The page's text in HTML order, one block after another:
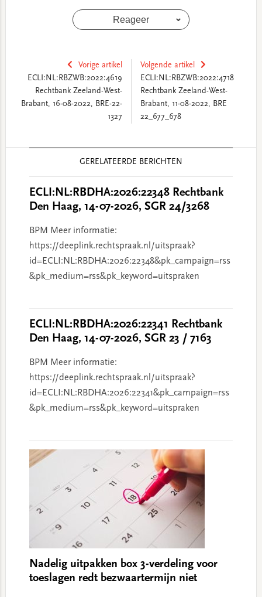
Reageer
Vorige artikel
ECLI:NL:RBZWB:2022:4619
Rechtbank Zeeland-West-
Brabant, 16-08-2022, BRE-22-
1327
Volgende artikel
ECLI:NL:RBZWB:2022:4718
Rechtbank Zeeland-West-
Brabant, 11-08-2022, BRE
22_677_678
GERELATEERDE BERICHTEN
ECLI:NL:RBDHA:2026:22348 Rechtbank
Den Haag, 14-07-2026, SGR 24/3268
BPM Meer informatie:
https://deeplink.rechtspraak.nl/uitspraak?
id=ECLI:NL:RBDHA:2026:22348&pk_campaign=rss
&pk_medium=rss&pk_keyword=uitspraken
ECLI:NL:RBDHA:2026:22341 Rechtbank
Den Haag, 14-07-2026, SGR 23 / 7163
BPM Meer informatie:
https://deeplink.rechtspraak.nl/uitspraak?
id=ECLI:NL:RBDHA:2026:22341&pk_campaign=rss
&pk_medium=rss&pk_keyword=uitspraken
Nadelig uitpakken box 3-verdeling voor
toeslagen redt bezwaartermijn niet